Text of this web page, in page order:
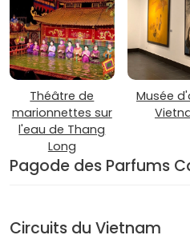
Théâtre de
marionnettes sur
l'eau de Thang
Long
Musée
Pagode des Parfums
Circuits du Vietnam